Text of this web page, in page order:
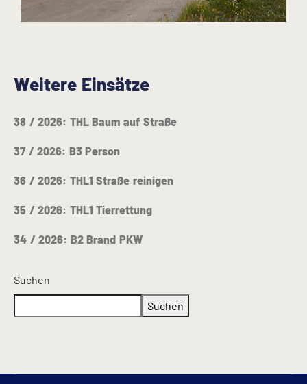
Weitere Einsätze
38 / 2026: THL Baum auf Straße
37 / 2026: B3 Person
36 / 2026: THL1 Straße reinigen
35 / 2026: THL1 Tierrettung
34 / 2026: B2 Brand PKW
Suchen
Suchen